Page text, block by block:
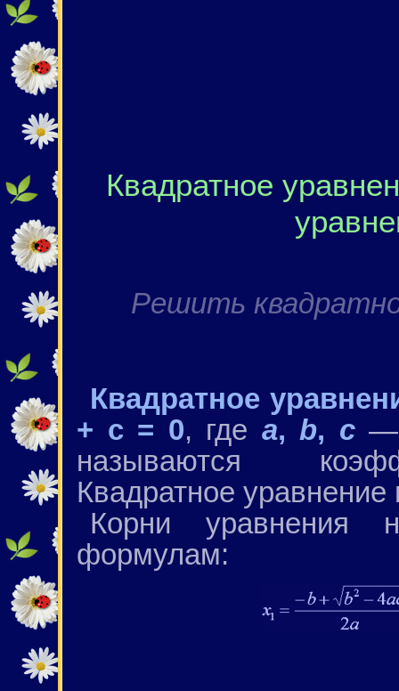
Квадратное
Решить
Квадратное
+ с = 0, где а, b, с—
называются
Квадратное
Корни уравнения
формулам: